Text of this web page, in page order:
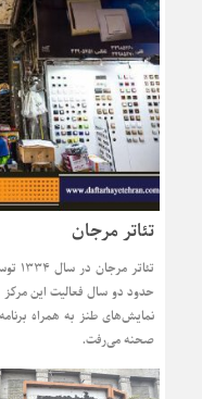
تئاتر مرجان
حدود دو سال فعالیت این مرکز
نمایش‌های طنز به همراه
صحنه می‌رفت.